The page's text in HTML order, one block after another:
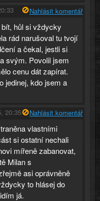
Nahlásit komentář
hůl si vždycky
rád narušoval tu tvojí
a čekal, jestli si
svým. Povolil jsem
cenu dát zapírat.
jedinej, kdo jsem a
20:35 Nahlásit komentář
vlastními
si ostatní nechali
mířeně zabanovat,
Milan s
asi oprávněně
to hlásej do
já.